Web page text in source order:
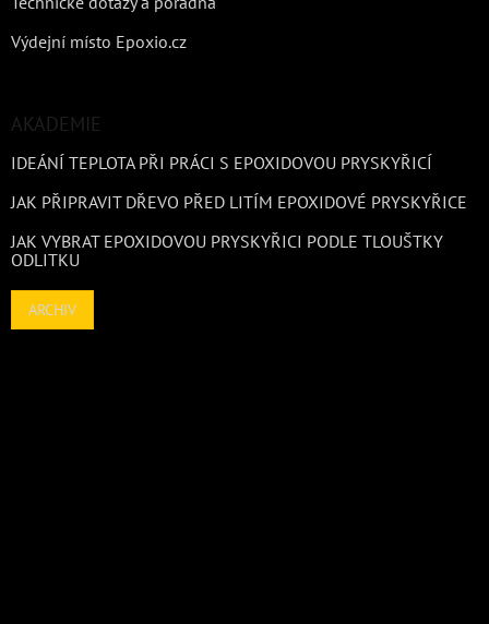
Výdejní místo Epoxio.cz
AKADEMIE
IDEÁNÍ TEPLOTA PŘI PRÁCI S EPOXIDOVOU PRYSKYŘICÍ
JAK PŘIPRAVIT DŘEVO PŘED LITÍM EPOXIDOVÉ PRYSKYŘICE
JAK VYBRAT EPOXIDOVOU PRYSKYŘICI PODLE TLOUŠTKY
ODLITKU
ARCHIV